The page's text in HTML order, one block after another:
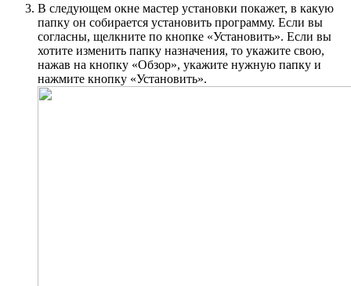
В следующем окне мастер установки покажет, в какую
папку он собирается установить программу. Если вы
согласны, щелкните по кнопке «Установить». Если вы
хотите изменить папку назначения, то укажите свою,
нажав на кнопку «Обзор», укажите нужную папку и
нажмите кнопку «Установить».